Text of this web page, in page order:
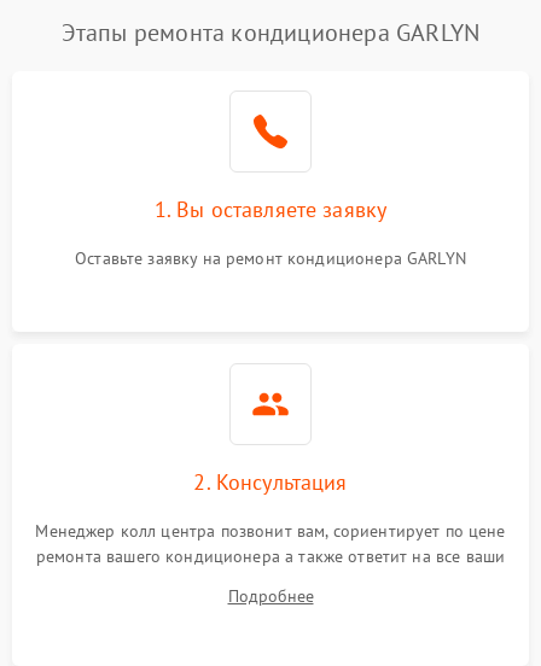
Этапы ремонта кондиционера GARLYN
1. Вы оставляете заявку
Оставьте заявку на ремонт кондиционера GARLYN
2. Консультация
Менеджер колл центра позвонит вам, сориентирует по цене
ремонта вашего кондиционера а также ответит на все ваши
Подробнее